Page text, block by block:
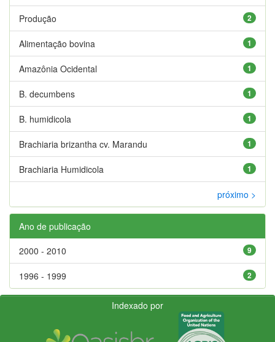
2
Produção
1
Alimentação bovina
1
Amazônia Ocidental
1
B. decumbens
1
B. humidicola
1
Brachiaria brizantha cv. Marandu
1
Brachiaria Humidicola
próximo >
Ano de publicação
9
2000 - 2010
2
1996 - 1999
Indexado por